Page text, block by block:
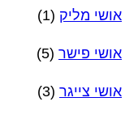
אושי מליק (1)
אושי פישר (5)
אושי צייגר (3)